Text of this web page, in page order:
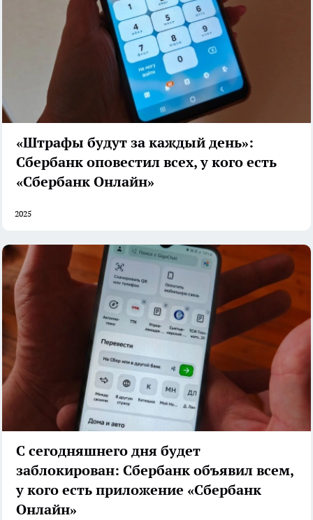
«Штрафы будут за каждый день»:
Сбербанк оповестил всех, у кого есть
«Сбербанк Онлайн»
2025
С сегодняшнего дня будет
заблокирован: Сбербанк объявил всем,
у кого есть приложение «Сбербанк
Онлайн»